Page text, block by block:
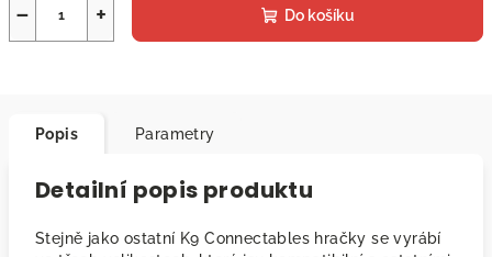
+
− Do košíku
Popis Parametry
Detailní popis produktu
Stejně jako ostatní K9 Connectables hračky se vyrábí